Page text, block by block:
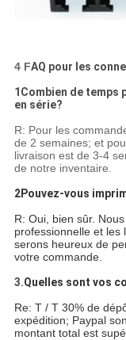
4 FAQ pour les
1Combien de temps
en série?
R: Pour les
de 2 semaines; et
livraison est de 3-4
de notre inventaire.
2Pouvez-vous
R: Oui, bien sûr.
professionnelle et les
serons heureux de
votre commande.
3.Quelles sont vos
Re: T / T 30% de
expédition; Paypal
montant total est